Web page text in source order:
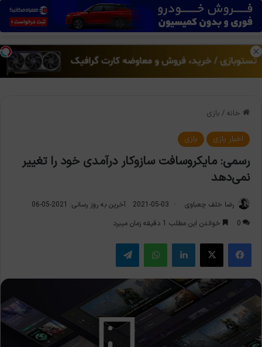
منو
خانه / بازی
اخبار بازی بازی
رسمی: مایکروسافت سازوکار درآمدی خود را تغییر
نمی‌دهد
رضا خلف چعباوی 2021-05-03
آخرین به روز رسانی: 2021-05-06
0
خواندن این مطلب 1 دقیقه زمان میبرد
فیس بوک X لینکدین واتس آپ تلگرام